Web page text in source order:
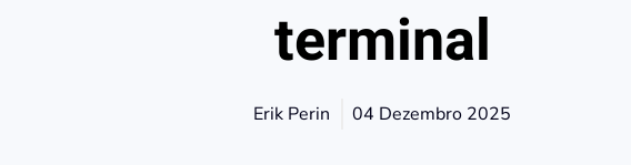
terminal
Erik Perin 04 Dezembro 2025